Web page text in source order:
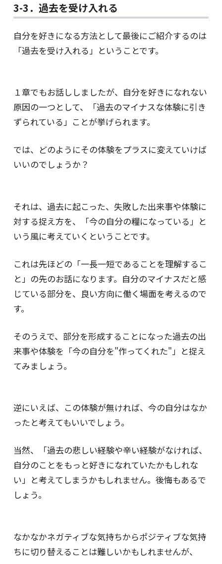
3-3．過去を受け入れる
自分を好きになる方法として最後にご紹介するのは
「過去を受け入れる」ということです。
１章でもお話ししましたが、自分を好きになれない
原因の一つとして、「過去のマイナスな体験に引き
ずられている」ことが挙げられます。
では、どのようにその体験をプラスに変えていけば
いいのでしょうか？
それは、過去に起こった、失敗した出来事や体験に
対する捉え方を、「今の自分の糧になっている」と
いう風に考えていくということです。
これは先ほどの「一長一短であることを理解するこ
と」の先のお話になります。自分のマイナスだと感
じている部分を、良い方向に働く場面を考えるので
す。
そのうえで、部分を形成することになった過去の出
来事や体験を「今の自分を"作ってくれた"」と捉え
てみましょう。
逆にいえば、この体験が無ければ、今の自分はなか
ったと考えてもいいでしょう。
当然、「過去の悲しい経験や辛い経験がなければ、
自分のことをもっと好きになれていたかもしれな
い」と考えてしまうかもしれません。後悔もあるで
しょう。
なかなかネガティブな気持ちからポジティブな気持
ちに切り替えることは難しいかもしれませんが、